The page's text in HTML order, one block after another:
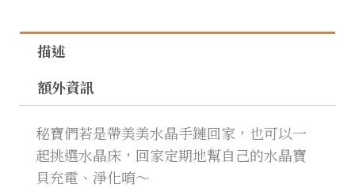
描述
額外資訊
秘寶們若是帶美美水晶手鏈回家，也可以一
起挑選水晶床，回家定期地幫自己的水晶寶
貝充電、淨化唷～